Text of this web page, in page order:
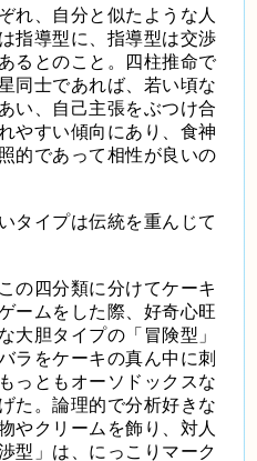
れ、自分と似たような人
指導型に、指導型は交渉
るとのこと。四柱推命で
同士であれば、若い頃な
い、自己主張をぶつけ合
やすい傾向にあり、食神
的であって相性が良いの
タイプは伝統を重んじて
の四分類に分けてケーキ
ームをした際、好奇心旺
大胆タイプの「冒険型」
ラをケーキの真ん中に刺
っともオーソドックスな
た。論理的で分析好きな
やクリームを飾り、対人
型」は、にっこりマーク